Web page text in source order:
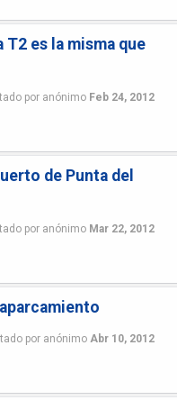
es la misma que
por anónimo Feb 24, 2012
de Punta del
por anónimo Mar 22, 2012
por anónimo Abr 10, 2012